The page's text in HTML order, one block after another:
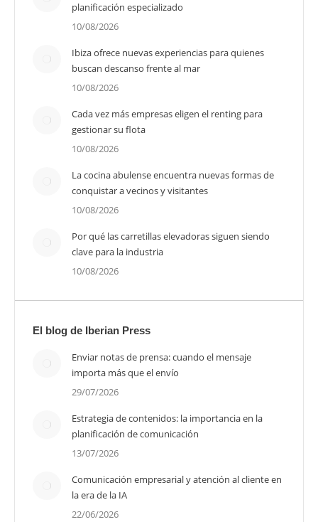
planificación especializado
10/08/2026
Ibiza ofrece nuevas experiencias para quienes
buscan descanso frente al mar
10/08/2026
Cada vez más empresas eligen el renting para
gestionar su flota
10/08/2026
La cocina abulense encuentra nuevas formas de
conquistar a vecinos y visitantes
10/08/2026
Por qué las carretillas elevadoras siguen siendo
clave para la industria
10/08/2026
El blog de Iberian Press
Enviar notas de prensa: cuando el mensaje
importa más que el envío
29/07/2026
Estrategia de contenidos: la importancia en la
planificación de comunicación
13/07/2026
Comunicación empresarial y atención al cliente en
la era de la IA
22/06/2026